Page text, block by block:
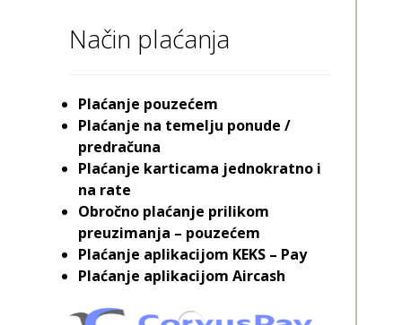
Način plaćanja
Plaćanje pouzećem
Plaćanje na temelju ponude /
predračuna
Plaćanje karticama jednokratno i
na rate
Obročno plaćanje prilikom
preuzimanja – pouzećem
Plaćanje aplikacijom KEKS – Pay
Plaćanje aplikacijom Aircash